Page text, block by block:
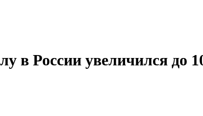
в России увеличился до